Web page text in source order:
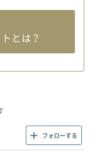
とは？
フォローする